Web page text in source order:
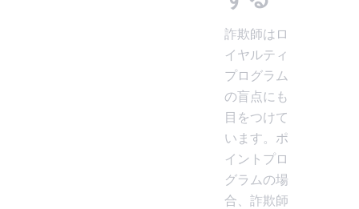
詐欺師はロ
イヤルティ
プログラム
の盲点にも
目をつけて
います。ポ
イントプロ
グラムの場
合、詐欺師